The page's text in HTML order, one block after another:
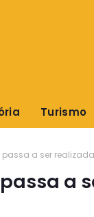
Turismo
passa a ser
a